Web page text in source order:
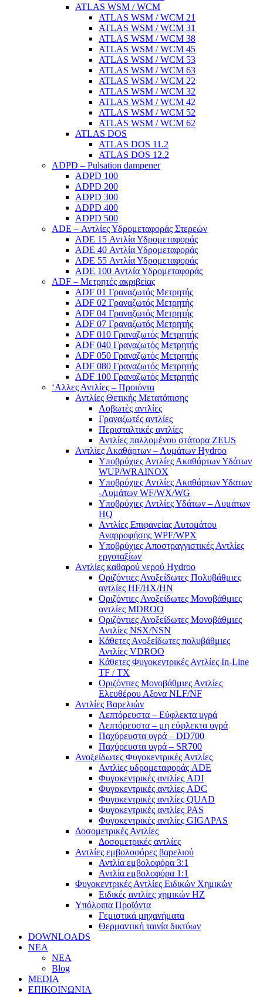
ATLAS WSM / WCM
ATLAS WSM / WCM 21
ATLAS WSM / WCM 31
ATLAS WSM / WCM 38
ATLAS WSM / WCM 45
ATLAS WSM / WCM 53
ATLAS WSM / WCM 63
ATLAS WSM / WCM 22
ATLAS WSM / WCM 32
ATLAS WSM / WCM 42
ATLAS WSM / WCM 52
ATLAS WSM / WCM 62
ATLAS DOS
ATLAS DOS 11.2
ATLAS DOS 12.2
ADPD – Pulsation dampener
ADPD 100
ADPD 200
ADPD 300
ADPD 400
ADPD 500
ADE – Αντλίες Υδρομεταφοράς Στερεών
ADE 15 Αντλία Υδρομεταφοράς
ADE 40 Αντλία Υδρομεταφοράς
ADE 55 Αντλία Υδρομεταφοράς
ADE 100 Αντλία Υδρομεταφοράς
ADF – Μετρητές ακριβείας
ADF 01 Γραναζωτός Μετρητής
ADF 02 Γραναζωτός Μετρητής
ADF 04 Γραναζωτός Μετρητής
ADF 07 Γραναζωτός Μετρητής
ADF 010 Γραναζωτός Μετρητής
ADF 040 Γραναζωτός Μετρητής
ADF 050 Γραναζωτός Μετρητής
ADF 080 Γραναζωτός Μετρητής
ADF 100 Γραναζωτός Μετρητής
‘Αλλες Αντλίες – Προιόντα
Αντλίες Θετικής Μετατόπισης
Λοβωτές αντλίες
Γραναζωτές αντλίες
Περισταλτικές αντλίες
Αντλίες παλλομένου στάτορα ZEUS
Aντλίες Ακαθάρτων – Λυμάτων Hydroo
Υποβρύχιες Αντλίες Ακαθάρτων Υδάτων
WUP/WRAINOX
Υποβρύχιες Αντλίες Ακαθάρτων Υδατων
-Λυμάτων WF/WX/WG
Yποβρύχιες Αντλίες Υδάτων – Λυμάτων
ΗQ
Aντλίες Επιφανείας Αυτομάτου
Αναρροφήσης WPF/WPX
Υποβρύχιες Αποστραγγιστικές Αντλίες
εργοταξίων
Aντλίες καθαρού νερού Ηydroo
Οριζόντιες Ανοξείδωτες Πολυβάθμιες
αντλίες ΗF/HX/HN
Οριζόντιες Ανοξείδωτες Μονοβάθμιες
αντλίες ΜDROO
Οριζόντιες Ανοξείδωτες Μονοβάθμιες
Αντλίες ΝSX/NSN
Κάθετες Ανοξείδωτες πολυβάθμιες
Αντλίες VDROO
Κάθετες Φυγοκεντρικές Αντλίες In-Line
TF / TX
Oριζόντιες Μονοβάθμιες Αντλίες
Ελευθέρου Αξονα NLF/NF
Αντλίες Βαρελιών
Λεπτόρευστα – Εύφλεκτα υγρά
Λεπτόρευστα – μη εύφλεκτα υγρά
Παχύρευστα υγρά – DD700
Παχύρευστα υγρά – SR700
Ανοξείδωτες Φυγοκεντρικές Αντλίες
Αντλίες υδρομεταφοράς ADE
Φυγοκεντρικές αντλίες ADI
Φυγοκεντρικές αντλίες ADC
Φυγοκεντρικές αντλίες QUAD
Φυγοκεντρικές αντλίες PAS
Φυγοκεντρικές αντλίες GIGAPAS
Δοσομετρικές Αντλίες
Δοσομετρικές αντλίες
Αντλίες εμβολοφόρες βαρελιού
Αντλία εμβολοφόρα 3:1
Αντλία εμβολοφόρα 1:1
Φυγοκεντρικές Αντλίες Ειδικών Χημικών
Ειδικές αντλίες χημικών ΗΖ
Υπόλοιπα Προϊόντα
Γεμιστικά μηχανήματα
Θερμαντική ταινία δικτύων
DOWNLOADS
ΝΕΑ
ΝΕΑ
Blog
MEDIA
ΕΠΙΚΟΙΝΩΝΙΑ